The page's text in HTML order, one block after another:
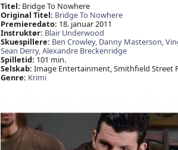
Titel: Bridge To Nowhere
Original Titel: Bridge To Nowhere
Premieredato: 18. januar 2011
Instruktør: Blair Underwood
Skuespillere: Ben Crowley, Danny Masterson,
Sean Derry,Alexandre Breckenridge
Spilletid: 101 min.
Selskab: Image Entertainment, Smithfield Street
Genre: Krimi